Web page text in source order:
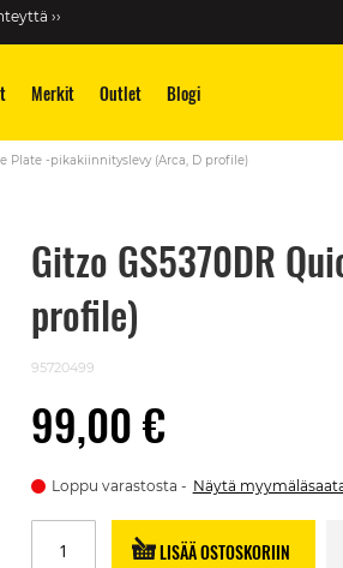
››
Merkit Outlet Blogi
Plate -pikakiinnityslevy (Arca, D profile)
Gitzo GS5370DR
profile)
95720499
99,00 €
Loppu varastosta Näytä
LISÄÄ OSTOSKORIIN